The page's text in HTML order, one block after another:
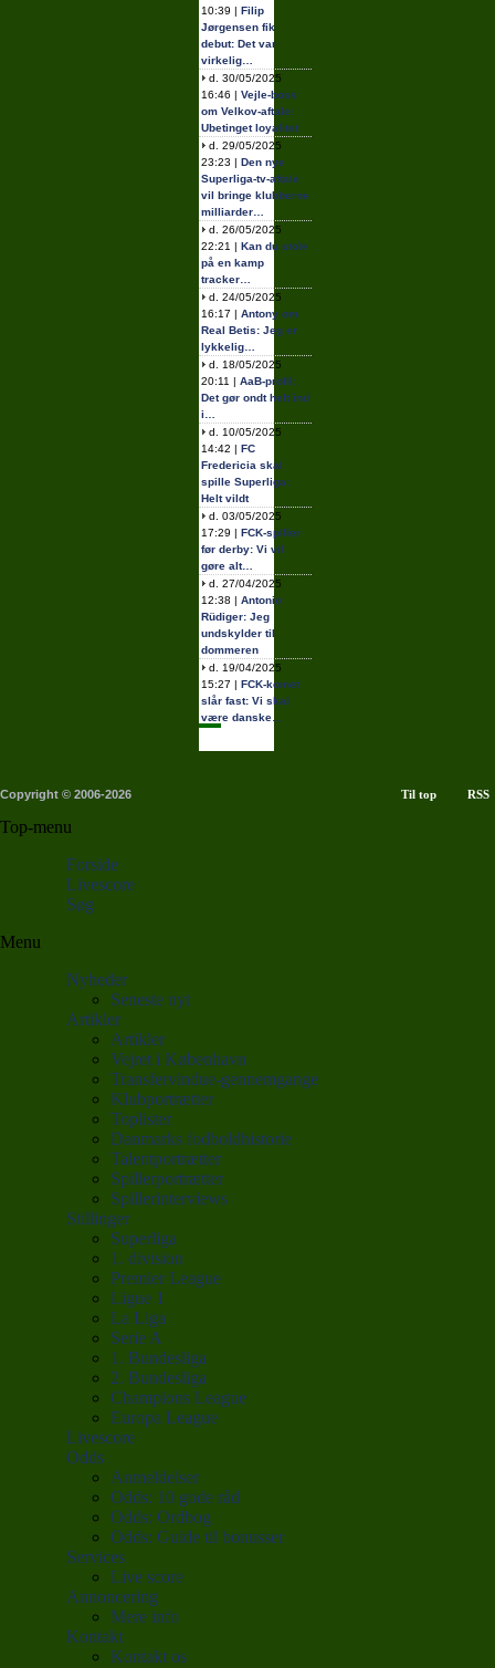
10:39 | Filip
Jørgensen fik
debut: Det var
virkelig…
d. 30/05/2025
16:46 | Vejle-boss
om Velkov-aftale:
Ubetinget loyalitet
d. 29/05/2025
23:23 | Den nye
Superliga-tv-aftale
vil bringe klubberne
milliarder…
d. 26/05/2025
22:21 | Kan du stole
på en kamp
tracker…
d. 24/05/2025
16:17 | Antony om
Real Betis: Jeg er
lykkelig…
d. 18/05/2025
20:11 | AaB-profil:
Det gør ondt helt ind
i…
d. 10/05/2025
14:42 | FC
Fredericia skal
spille Superliga:
Helt vildt
d. 03/05/2025
17:29 | FCK-spiller
før derby: Vi vil
gøre alt…
d. 27/04/2025
12:38 | Antonio
Rüdiger: Jeg
undskylder til
dommeren
d. 19/04/2025
15:27 | FCK-komet
slår fast: Vi skal
være danske…
Copyright © 2006-2026 Til top RSS
Top-menu
Forside
Livescore
Søg
Menu
Nyheder
Seneste nyt
Artikler
Artikler
Vejret i København
Transfervindue-gennemgange
Klubportrætter
Toplister
Danmarks fodboldhistorie
Talentportrætter
Spillerportrætter
Spillerinterviews
Stillinger
Superliga
1. division
Premier League
Ligue 1
La Liga
Serie A
1. Bundesliga
2. Bundesliga
Champions League
Europa League
Livescore
Odds
Anmeldelser
Odds: 10 gode råd
Odds: Ordbog
Odds: Guide til bonusser
Services
Live score
Annoncering
Mere info
Kontakt
Kontakt os